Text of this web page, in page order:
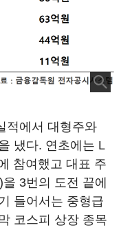
적에서 대형주와
냈다. 연초에는 L
참여했고 대표 주
을 3번의 도전 끝에
들어서는 중형급
코스피 상장 종목